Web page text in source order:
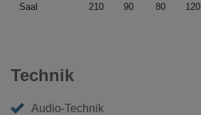
Saal 210 90 80 120
Technik
Audio-Technik